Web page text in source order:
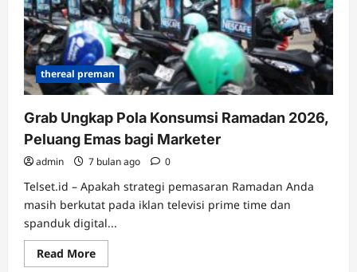
thereal preman
Grab Ungkap Pola Konsumsi Ramadan 2026,
Peluang Emas bagi Marketer
admin 7 bulan ago 0
Telset.id – Apakah strategi pemasaran Ramadan Anda
masih berkutat pada iklan televisi prime time dan
spanduk digital...
Read MoreRead
more